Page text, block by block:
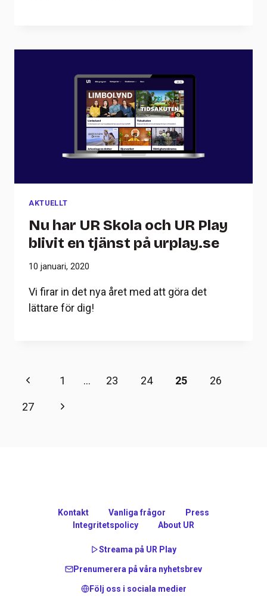
AKTUELLT
Nu har UR Skola och UR Play
blivit en tjänst på urplay.se
10 januari, 2020
Vi firar in det nya året med att göra det
lättare för dig!
Page
Previous
Page
1 … 23 24 25 26
27
Next
Kontakt Vanliga frågor
Press
Integritetspolicy
About UR
Streama på UR Play
Prenumerera på våra nyhetsbrev
Följ oss i sociala medier